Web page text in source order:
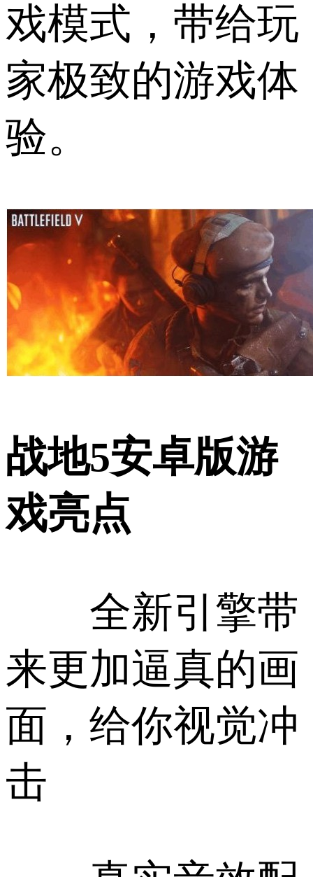
戏模式，带给玩
家极致的游戏体
验。
战地5安卓版游
戏亮点
全新引擎带
来更加逼真的画
面，给你视觉冲
击